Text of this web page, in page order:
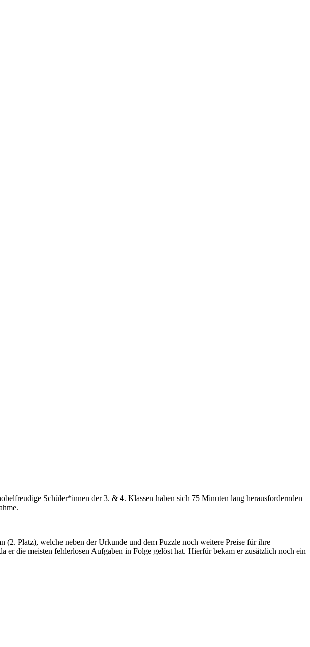
Schüler*innen der 3. & 4. Klassen haben sich 75 Minuten lang herausfordernden
Platz), welche neben der Urkunde und dem Puzzle noch weitere Preise für ihre
er die meisten fehlerlosen Aufgaben in Folge gelöst hat. Hierfür bekam er zusätzlich noch ein